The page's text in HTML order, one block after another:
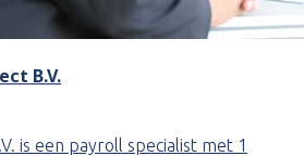
B.V.
is een payroll specialist met 1